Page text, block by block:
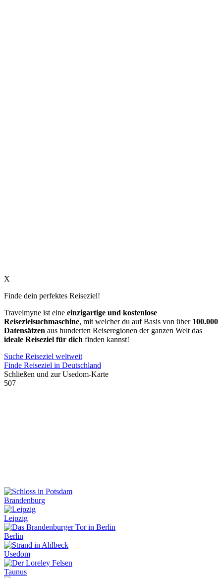
X
Finde dein perfektes Reiseziel!
Travelmyne ist eine einzigartige und kostenlose
Reisezielsuchmaschine, mit welcher du auf Basis von über 100.000
Datensätzen aus hunderten Reiseregionen der ganzen Welt das
ideale Reiseziel für dich finden kannst!
Suche Reiseziel weltweit
Finde Reiseziel in Deutschland
Schließen und zur Usedom-Karte
507
Brandenburg
Leipzig
Berlin
Usedom
Taunus